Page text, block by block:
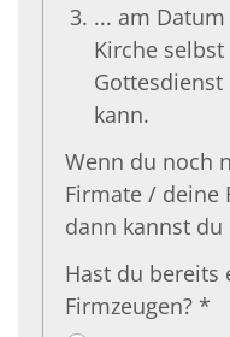
... am
Kirche
kann.
Wenn du noch
Firmate / deine
dann kannst du
Hast du bereits
Firmzeugen? *